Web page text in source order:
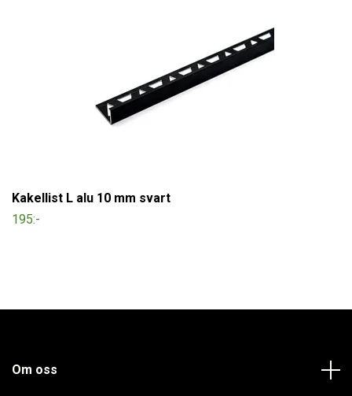
Kakellist L alu 10 mm svart
195:-
Om oss